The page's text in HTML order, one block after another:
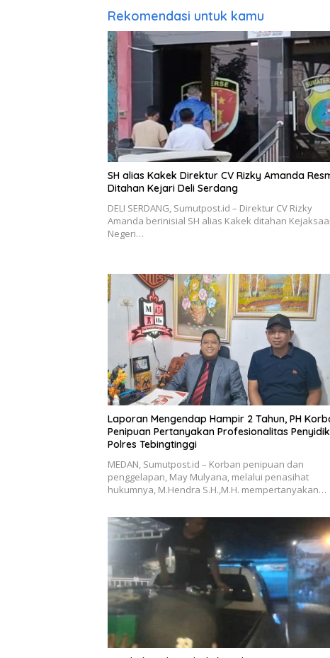
Rekomendasi untuk kamu
SH alias Kakek Direktur CV Rizky Amanda
Ditahan Kejari Deli Serdang
DELI SERDANG, Sumutpost.id – Direktur CV Rizky
Amanda berinisial SH alias Kakek ditahan
Negeri…
Laporan Mengendap Hampir 2 Tahun, PH
Penipuan Pertanyakan Profesionalitas Penyidik
Polres Tebingtinggi
MEDAN, Sumutpost.id – Korban penipuan dan
penggelapan, May Mulyana, melalui penasihat
hukumnya, M.Hendra S.H.,M.H. mempertanyakan…